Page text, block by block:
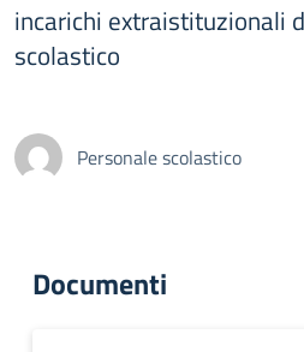
incarichi extraistituzionali
scolastico
Personale scolastico
Documenti